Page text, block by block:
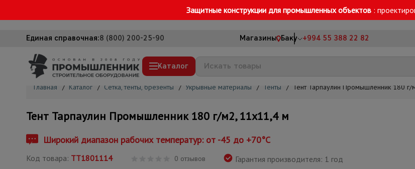
Защитные конструкции для промышленных объектов :
Единая справочная:8 (800) 200-25-90 Магазины Баку +994 55 388 22 82
Каталог
Вышки-туры
Подмости строительные
Сетка, тенты, брезенты
Главная / Каталог / Сетка, тенты, брезенты / Укрывные материалы / Тенты / Тент Тарпаулин Промышленник 180
Тент Тарпаулин Промышленник 180 г/м2, 11х11,4 м
Широкий диапазон рабочих температур: от -45 до +70°С
Код товара: ТТ1801114 0 отзывов Гарантия производителя: 1 год